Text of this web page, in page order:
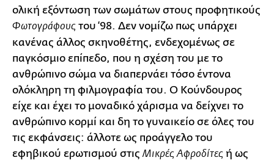
ολική εξόντωση των σωμάτων στους προφητικούς
Φωτογράφους του ‘98. Δεν νομίζω πως υπάρχει
κανένας άλλος σκηνοθέτης, ενδεχομένως σε
παγκόσμιο επίπεδο, που η σχέση του με το
ανθρώπινο σώμα να διαπερνάει τόσο έντονα
ολόκληρη τη φιλμογραφία του. Ο Κούνδουρος
είχε και έχει το μοναδικό χάρισμα να δείχνει το
ανθρώπινο κορμί και δη το γυναικείο σε όλες του
τις εκφάνσεις: άλλοτε ως προάγγελο του
εφηβικού ερωτισμού στις Μικρές Αφροδίτες ή ως